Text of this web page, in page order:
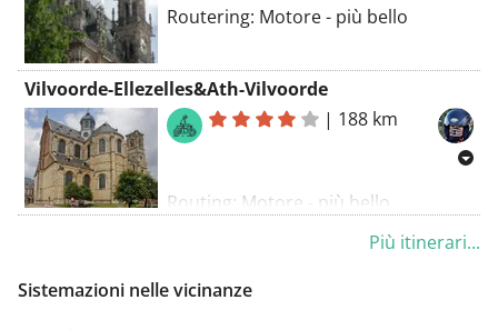
Routering: Motore - più bello
Vilvoorde-Ellezelles&Ath-Vilvoorde
| 188 km
Routing: Motore - più bello
Più itinerari...
Sistemazioni nelle vicinanze